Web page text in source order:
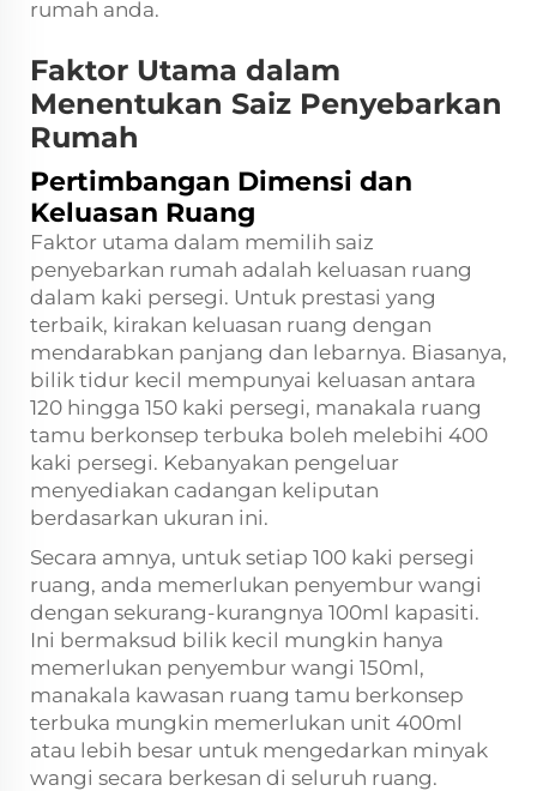
rumah anda.
Faktor Utama dalam
Menentukan Saiz Penyebarkan
Rumah
Pertimbangan Dimensi dan
Keluasan Ruang
Faktor utama dalam memilih saiz
penyebarkan rumah adalah keluasan ruang
dalam kaki persegi. Untuk prestasi yang
terbaik, kirakan keluasan ruang dengan
mendarabkan panjang dan lebarnya. Biasanya,
bilik tidur kecil mempunyai keluasan antara
120 hingga 150 kaki persegi, manakala ruang
tamu berkonsep terbuka boleh melebihi 400
kaki persegi. Kebanyakan pengeluar
menyediakan cadangan keliputan
berdasarkan ukuran ini.
Secara amnya, untuk setiap 100 kaki persegi
ruang, anda memerlukan penyembur wangi
dengan sekurang-kurangnya 100ml kapasiti.
Ini bermaksud bilik kecil mungkin hanya
memerlukan penyembur wangi 150ml,
manakala kawasan ruang tamu berkonsep
terbuka mungkin memerlukan unit 400ml
atau lebih besar untuk mengedarkan minyak
wangi secara berkesan di seluruh ruang.